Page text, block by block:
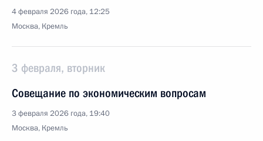
4 февраля 2026 года, 12:25
Москва, Кремль
3 февраля, вторник
Совещание по экономическим вопросам
3 февраля 2026 года, 19:40
Москва, Кремль